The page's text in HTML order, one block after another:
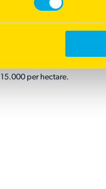
lopend van
is dat 7.000 m3
per hectare.